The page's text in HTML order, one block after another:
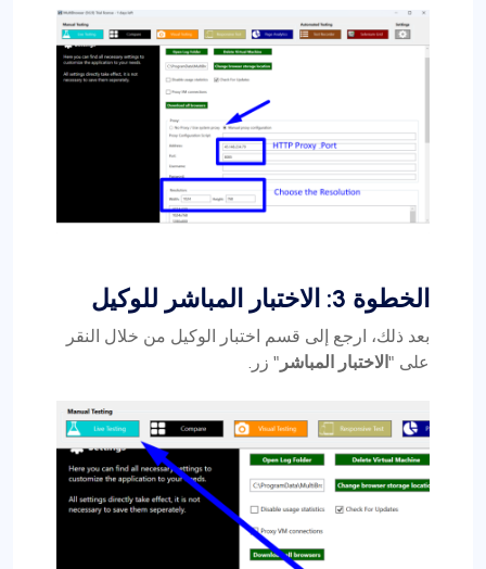
الخطوة 3: الاختبار المباشر للوكيل
بعد ذلك، ارجع إلى قسم اختبار الوكيل من خلال النقر
على "الاختبار المباشر " زر.